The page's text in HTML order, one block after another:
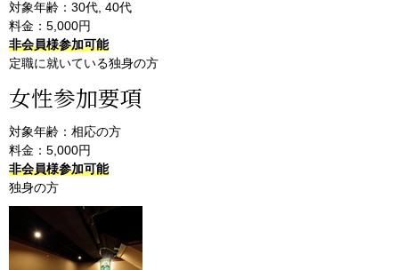
対象年齢：30代, 40代
料金：5,000円
非会員様参加可能
定職に就いている独身の方
女性参加要項
対象年齢：相応の方
料金：5,000円
非会員様参加可能
独身の方